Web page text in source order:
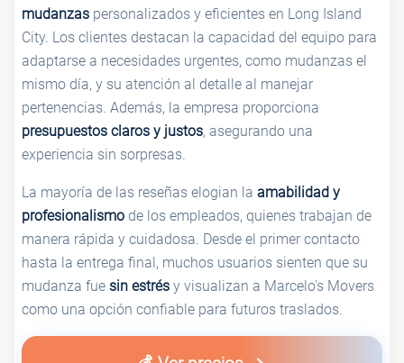
mudanzas personalizados y eficientes en Long Island
City. Los clientes destacan la capacidad del equipo para
adaptarse a necesidades urgentes, como mudanzas el
mismo día, y su atención al detalle al manejar
pertenencias. Además, la empresa proporciona
presupuestos claros y justos, asegurando una
experiencia sin sorpresas.
La mayoría de las reseñas elogian la amabilidad y
profesionalismo de los empleados, quienes trabajan de
manera rápida y cuidadosa. Desde el primer contacto
hasta la entrega final, muchos usuarios sienten que su
mudanza fue sin estrés y visualizan a Marcelo's Movers
como una opción confiable para futuros traslados.